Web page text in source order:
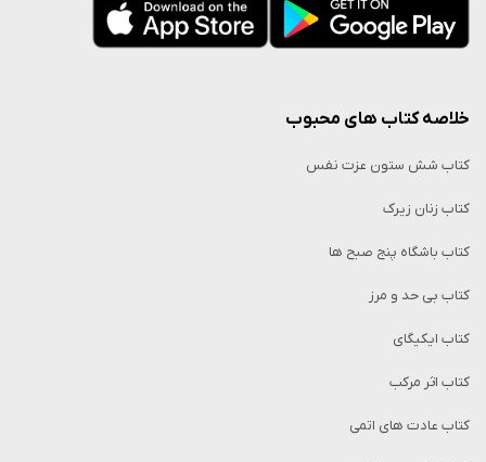
خلاصه کتاب‌ های محبوب
کتاب شش ستون عزت نفس
کتاب زنان زیرک
کتاب باشگاه پنج صبح ها
کتاب بی حد و مرز
کتاب ایکیگای
کتاب اثر مرکب
کتاب عادت های اتمی